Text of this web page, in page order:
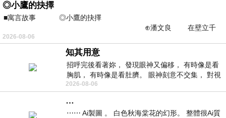
◎小鷹的抉擇
■寓言故事 ◎小鷹的抉擇
⊕潘文良 在壁立千
仞的懸崖上，有一座遮天蔽
2026-08-06
知其用意
招呼完後看著妳， 發現眼神又偏移， 有時像是看
胸肌， 有時像是看肚臍。 眼神刻意不交集， 對視
視線不對齊， 讓我很難不
2026-08-06
…
⋯⋯ Ai製圖 。 白色秋海棠花的幻形。 整體很Ai質